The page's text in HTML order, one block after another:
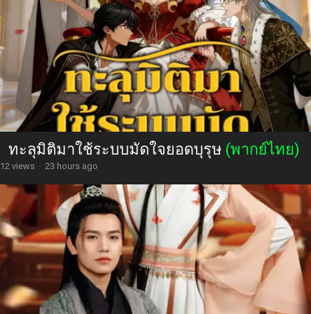
ทะลุมิติมาใช้ระบบมัดใจยอดบุรุษ (พากย์ไทย)
12 views · 23 hours ago